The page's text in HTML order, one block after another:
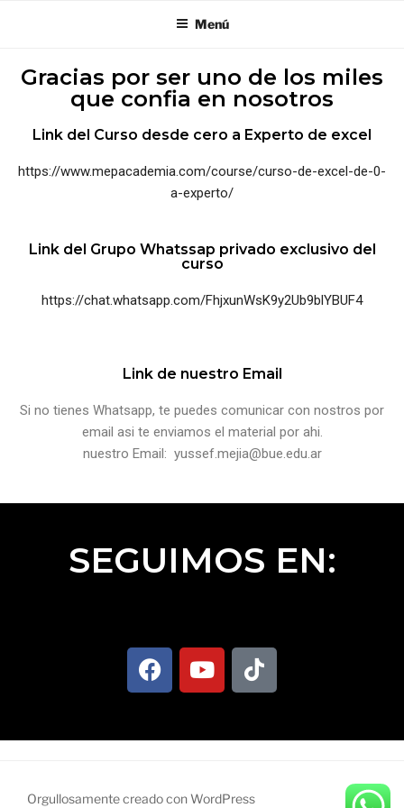
Menú
Gracias por ser uno de los miles
que confia en nosotros
Link del Curso desde cero a Experto de excel
https://www.mepacademia.com/course/curso-de-excel-de-0-
a-experto/
Link del Grupo Whatssap privado exclusivo del
curso
https://chat.whatsapp.com/FhjxunWsK9y2Ub9blYBUF4
Link de nuestro Email
Si no tienes Whatsapp, te puedes comunicar con nostros por
email asi te enviamos el material por ahi.
nuestro Email: yussef.mejia@bue.edu.ar
SEGUIMOS EN:
Orgullosamente creado con WordPress